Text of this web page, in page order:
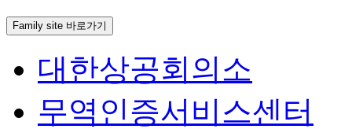
Family site 바로가기
대한상공회의소
무역인증서비스센터